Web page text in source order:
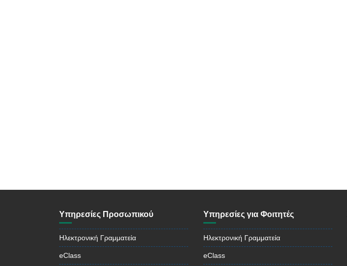
Υπηρεσίες Προσωπικού
Ηλεκτρονική Γραμματεία
eClass
Υπηρεσίες για Φοιτητές
Ηλεκτρονική Γραμματεία
eClass